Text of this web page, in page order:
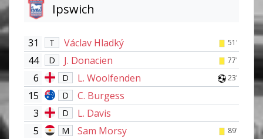
Ipswich
31 T Václav Hladký 51'
44 D J. Donacien 77'
6 D L. Woolfenden 23'
15 D
C. Burgess
3
D
L. Davis
5
M Sam Morsy 89'